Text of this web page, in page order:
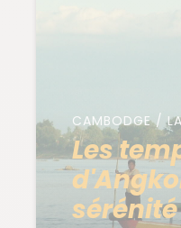
CAMBODGE /
Les